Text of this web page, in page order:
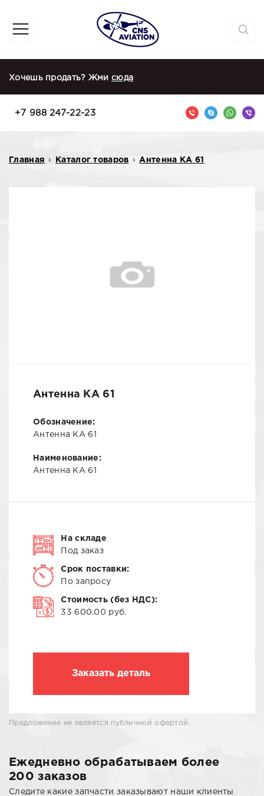
Хочешь продать? Жмисюда
+7 988 247-22-23
Главная › Каталог товаров › Антенна КА 61
Антенна КА 61
Обозначение:
Антенна КА 61
Наименование:
Антенна КА 61
На складе
Под заказ
Срок поставки:
По запросу
Стоимость (без НДС):
33 600.00 руб.
Заказать деталь
Предложение не является публичной офертой.
Ежедневно обрабатываем более
200 заказов
Следите какие запчасти заказывают наши клиенты